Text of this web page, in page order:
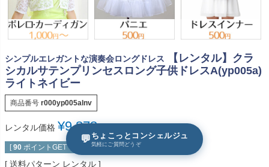
シンプルエレガントな演奏会ロングドレス
【レンタル】クラ
シカルサテンプリンセスロング子供ドレスA(yp005a)
ライトネイビー
商品番号 r000yp005alnv
レンタル価格 ¥9,878
[ 90 ポイントGET！]
送料パターン レンタル
💬 ちょこっとコンシェルジュ
気軽にご質問どうぞ